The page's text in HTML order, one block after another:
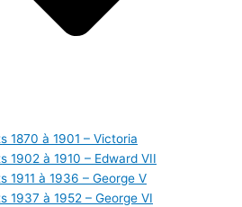
1870 à 1901 – Victoria
1902 à 1910 – Edward VII
1911 à 1936 – George V
1937 à 1952 – George VI